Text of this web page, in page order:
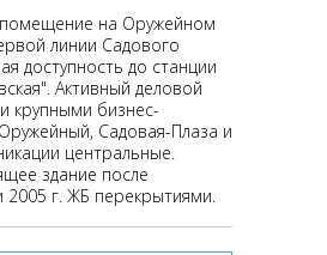
помещение на Оружейном
линии Садового
доступность до станции
Активный деловой
крупными бизнес-
Садовая-Плаза и
центральные.
здание после
2005 г. ЖБ перекрытиями.